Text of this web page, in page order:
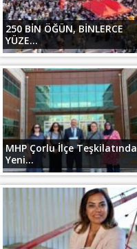
250 BİN ÖĞÜN, BİNLERCE
YÜZE...
MHP Çorlu İlçe Teşkilatında
Yeni...